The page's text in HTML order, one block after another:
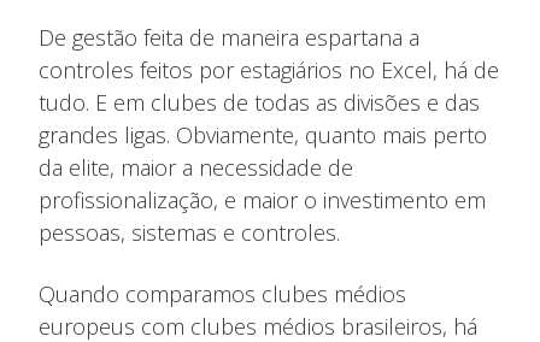
De gestão feita de maneira espartana a
controles feitos por estagiários no Excel, há de
tudo. E em clubes de todas as divisões e das
grandes ligas. Obviamente, quanto mais perto
da elite, maior a necessidade de
profissionalização, e maior o investimento em
pessoas, sistemas e controles.
Quando comparamos clubes médios
europeus com clubes médios brasileiros, há